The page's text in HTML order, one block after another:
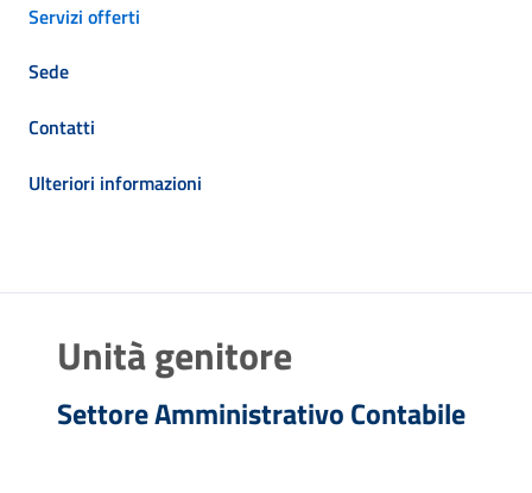
Servizi offerti
Sede
Contatti
Ulteriori informazioni
Unità genitore
Settore Amministrativo Contabile